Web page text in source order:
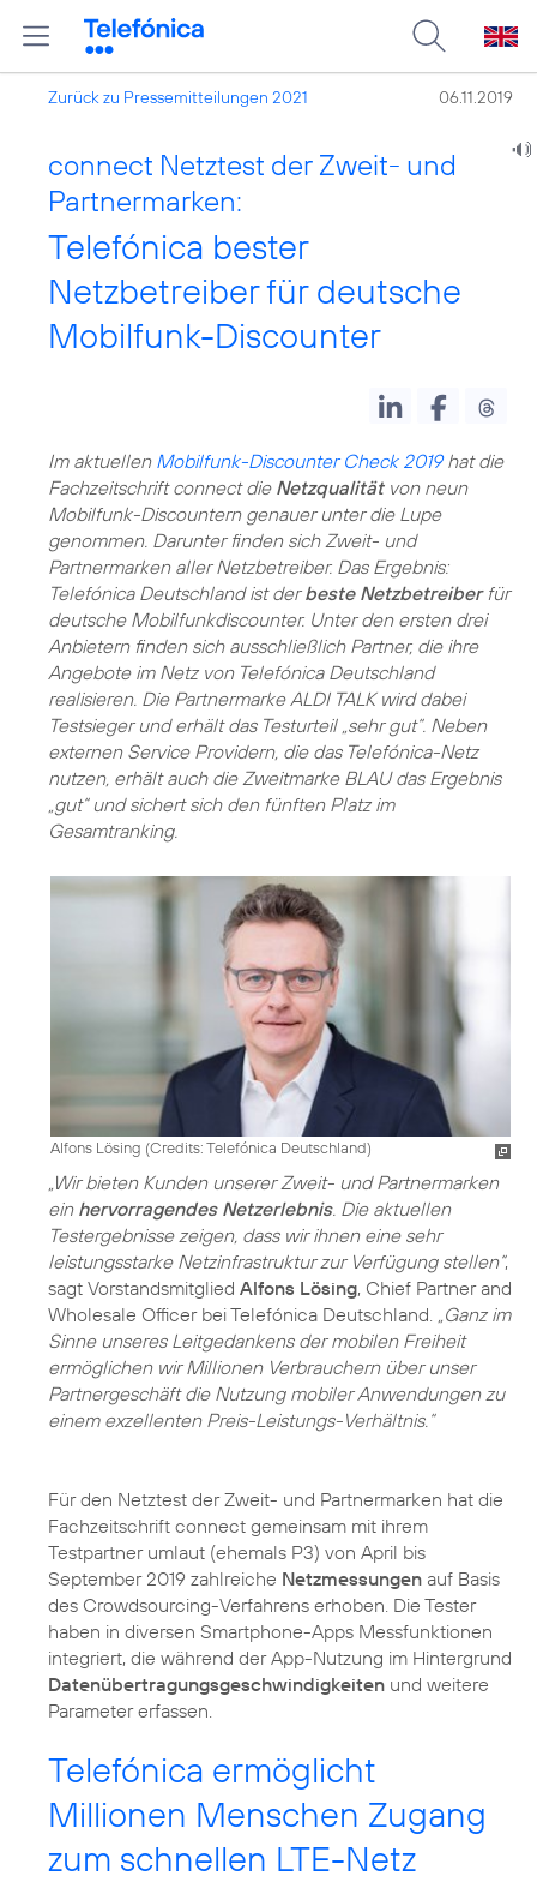
Zurück zu Pressemitteilungen 2021 06.11.2019
connect Netztest der Zweit- und
Partnermarken:
Telefónica bester
Netzbetreiber für deutsche
Mobilfunk-Discounter
Im aktuellen Mobilfunk-Discounter Check 2019hat die
Fachzeitschrift connect die Netzqualitätvon neun
Mobilfunk-Discountern genauer unter die Lupe
genommen. Darunter finden sich Zweit- und
Partnermarken aller Netzbetreiber. Das Ergebnis:
Telefónica Deutschland ist derbeste Netzbetreiberfür
deutsche Mobilfunkdiscounter. Unter den ersten drei
Anbietern finden sich ausschließlich Partner, die ihre
Angebote im Netz von Telefónica Deutschland
realisieren. Die Partnermarke ALDI TALK wird dabei
Testsieger und erhält das Testurteil „sehr gut“. Neben
externen Service Providern, die das Telefónica-Netz
nutzen, erhält auch die Zweitmarke BLAU das Ergebnis
„gut“ und sichert sich den fünften Platz im
Gesamtranking.
Alfons Lösing (Credits: Telefónica Deutschland)
„Wir bieten Kunden unserer Zweit- und Partnermarken
ein hervorragendes Netzerlebnis. Die aktuellen
Testergebnisse zeigen, dass wir ihnen eine sehr
leistungsstarke Netzinfrastruktur zur Verfügung stellen“,
sagt Vorstandsmitglied Alfons Lösing, Chief Partner and
Wholesale Officer bei Telefónica Deutschland.
„Ganz im
Sinne unseres Leitgedankens der mobilen Freiheit
ermöglichen wir Millionen Verbrauchern über unser
Partnergeschäft die Nutzung mobiler Anwendungen zu
einem exzellenten Preis-Leistungs-Verhältnis.“
Für den Netztest der Zweit- und Partnermarken hat die
Fachzeitschrift connect gemeinsam mit ihrem
Testpartner umlaut (ehemals P3) von April bis
September 2019 zahlreiche Netzmessungen auf Basis
des Crowdsourcing-Verfahrens erhoben. Die Tester
haben in diversen Smartphone-Apps Messfunktionen
integriert, die während der App-Nutzung im Hintergrund
Datenübertragungsgeschwindigkeiten und weitere
Telefónica ermöglicht
Millionen Menschen Zugang
zum schnellen LTE-Netz